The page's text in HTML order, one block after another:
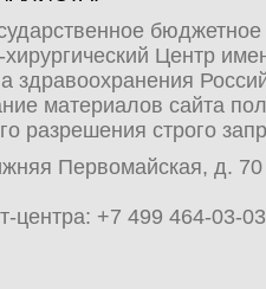
Центр
здравоохранения
материалов сайта
разрешения строго
Первомайская, д.
центра: +7 499 464-03-03